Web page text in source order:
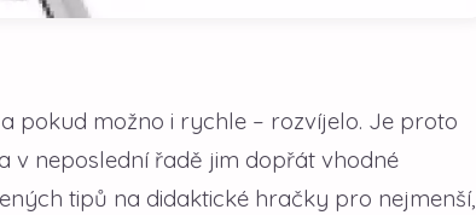
pokud možno i rychle – rozvíjelo. Je proto
v neposlední řadě jim dopřát vhodné
tipů na didaktické hračky pro nejmenší,